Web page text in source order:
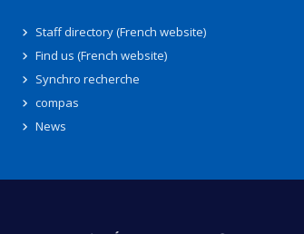
Staff directory (French website)
Find us (French website)
Synchro recherche
compas
News